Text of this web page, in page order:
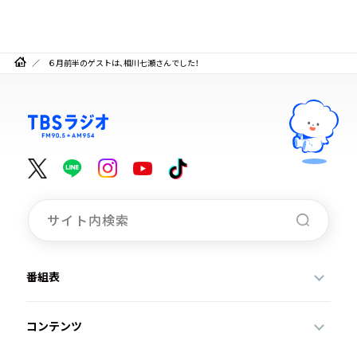
６月前半のゲストは、相川七瀬さんでした！
番組表
コンテンツ